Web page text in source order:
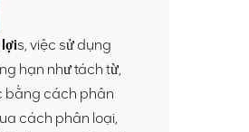
s, việc sử dụng
hạn như tách từ,
bằng cách phân
cách phân loại,